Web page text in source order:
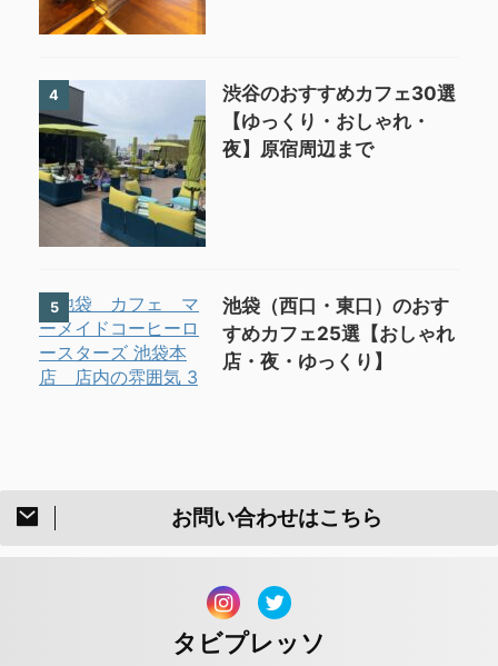
4
渋谷のおすすめカフェ30選
【ゆっくり・おしゃれ・
夜】原宿周辺まで
5
池袋（西口・東口）のおす
すめカフェ25選【おしゃれ
店・夜・ゆっくり】
お問い合わせはこちら
タビプレッソ